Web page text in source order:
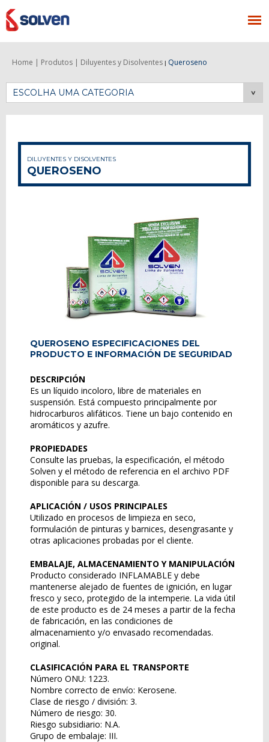
Home | Produtos | Diluyentes y Disolventes | Queroseno
ESCOLHA UMA CATEGORIA
DILUYENTES Y DISOLVENTES
QUEROSENO
QUEROSENO ESPECIFICACIONES DEL
PRODUCTO E INFORMACIÓN DE SEGURIDAD
DESCRIPCIÓN
Es un líquido incoloro, libre de materiales en
suspensión. Está compuesto principalmente por
hidrocarburos alifáticos. Tiene un bajo contenido en
aromáticos y azufre.
PROPIEDADES
Consulte las pruebas, la especificación, el método
Solven y el método de referencia en el archivo PDF
disponible para su descarga.
APLICACIÓN / USOS PRINCIPALES
Utilizado en procesos de limpieza en seco,
formulación de pinturas y barnices, desengrasante y
otras aplicaciones probadas por el cliente.
EMBALAJE, ALMACENAMIENTO Y MANIPULACIÓN
Producto considerado INFLAMABLE y debe
mantenerse alejado de fuentes de ignición, en lugar
fresco y seco, protegido de la intemperie. La vida útil
de este producto es de 24 meses a partir de la fecha
de fabricación, en las condiciones de
almacenamiento y/o envasado recomendadas.
original.
CLASIFICACIÓN PARA EL TRANSPORTE
Número ONU: 1223.
Nombre correcto de envío: Kerosene.
Clase de riesgo / división: 3.
Número de riesgo: 30.
Riesgo subsidiario: N.A.
Grupo de embalaje: III.